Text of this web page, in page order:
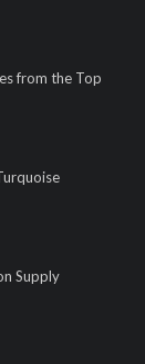
from the Top
Supply